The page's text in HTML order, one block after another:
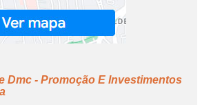
Dmc - Promoção E Investimentos